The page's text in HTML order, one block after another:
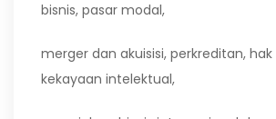
bisnis, pasar modal,
merger dan akuisisi, perkreditan,
kekayaan intelektual,